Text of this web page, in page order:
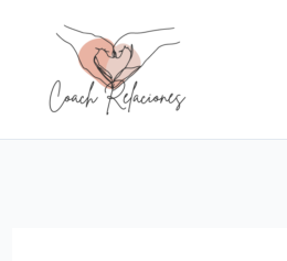
contenido